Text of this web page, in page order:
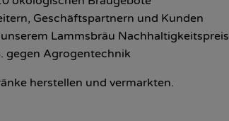
Geschäftspartnern und Kunden
Lammsbräu Nachhaltigkeitspreis
gegen Agrogentechnik
herstellen und vermarkten.